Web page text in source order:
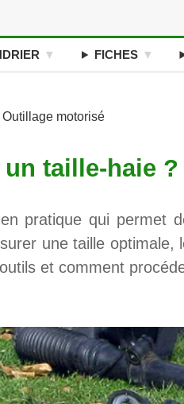
FICHES
Outillage motorisé
taille-haie ?
pratique qui permet
une taille optimale,
et comment